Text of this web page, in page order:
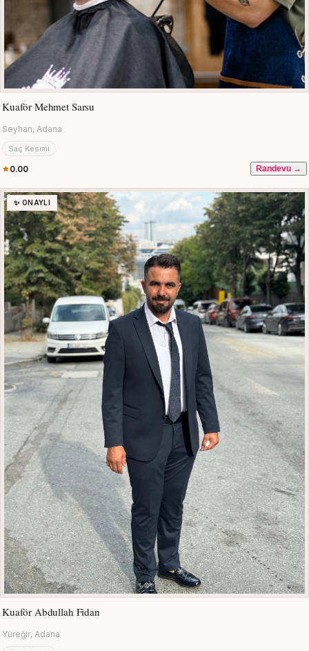
Kuaför Mehmet Sarsu
Seyhan, Adana
Saç Kesimi
0.00 Randevu →
✨ ONAYLI
Kuaför Abdullah Fidan
Yüreğir, Adana